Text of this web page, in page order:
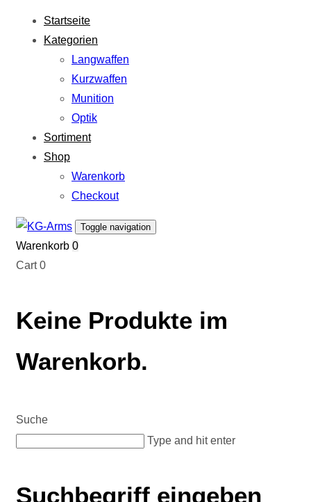
überspringen
primären
springen
Startseite
Kategorien
Langwaffen
Kurzwaffen
Munition
Optik
Sortiment
Shop
Warenkorb
Checkout
Toggle navigation
Warenkorb 0
Cart0
Keine Produkte im
Warenkorb.
Suche
Type and hit enter
Suchbegriff eingeben